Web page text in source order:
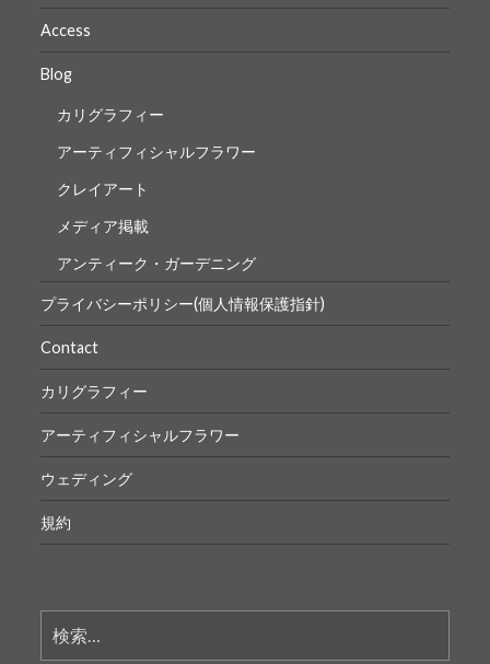
Access
Blog
カリグラフィー
アーティフィシャルフラワー
クレイアート
メディア掲載
アンティーク・ガーデニング
プライバシーポリシー(個人情報保護指針)
Contact
カリグラフィー
アーティフィシャルフラワー
ウェディング
規約
索: